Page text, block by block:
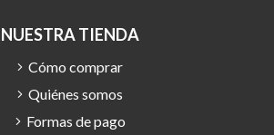
NUESTRA TIENDA
Cómo comprar
Quiénes somos
Formas de pago